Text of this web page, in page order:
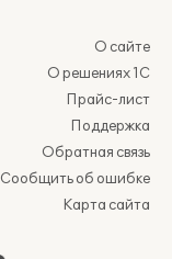
О сайте
О решениях 1С
Прайс-лист
Поддержка
Обратная связь
Сообщить об ошибке
Карта сайта